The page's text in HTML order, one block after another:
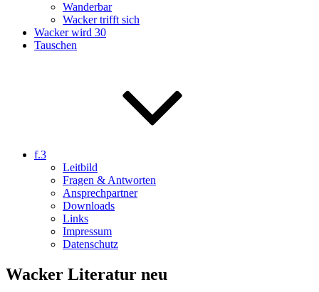
Wanderbar
Wacker trifft sich
Wacker wird 30
Tauschen
f.3
Leitbild
Fragen & Antworten
Ansprechpartner
Downloads
Links
Impressum
Datenschutz
Wacker Literatur neu